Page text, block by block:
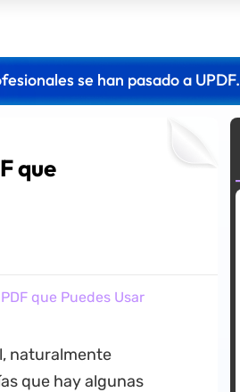
se han pasado a UPDF.
que
que Puedes Usar
naturalmente
que hay algunas